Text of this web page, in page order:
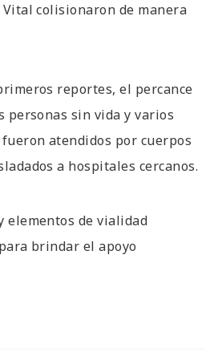
colisionaron de manera
reportes, el percance
personas sin vida y varios
atendidos por cuerpos
a hospitales cercanos.
elementos de vialidad
brindar el apoyo